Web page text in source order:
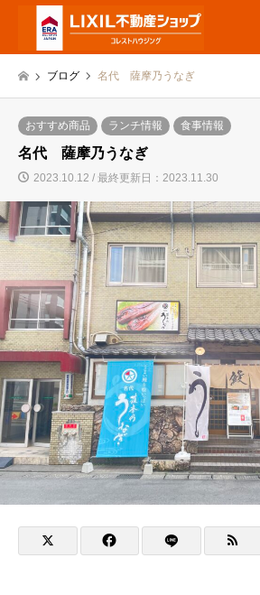
ブログ 名代 薩摩乃うなぎ
おすすめ商品 ランチ情報 食事情報
名代 薩摩乃うなぎ
2023.10.12 / 最終更新日：2023.11.30